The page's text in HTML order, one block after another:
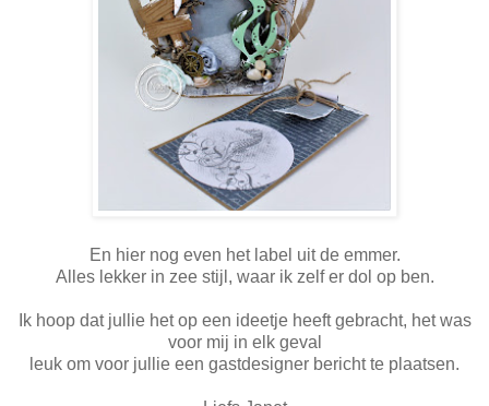
En hier nog even het label uit de emmer.
Alles lekker in zee stijl, waar ik zelf er dol op ben.
Ik hoop dat jullie het op een ideetje heeft gebracht, het was
voor mij in elk geval
leuk om voor jullie een gastdesigner bericht te plaatsen.